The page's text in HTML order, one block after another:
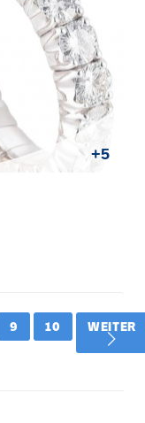
+5
9 10 WEITER